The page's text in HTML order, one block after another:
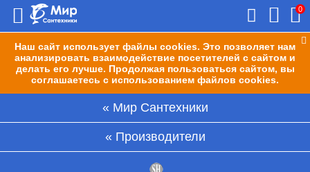
Наш сайт использует файлы cookies. Это позволяет нам
анализировать взаимодействие посетителей с сайтом и
делать его лучше. Продолжая пользоваться сайтом, вы
соглашаетесь с использованием файлов cookies.
0
Мир Сантехники
Производители